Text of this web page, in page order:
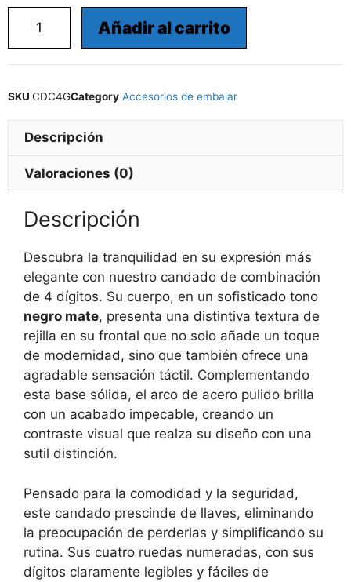
Añadir al carrito
SKU CDC4GCategory Accesorios de embalar
Descripción
Valoraciones (0)
Descripción
Descubra la tranquilidad en su expresión más
elegante con nuestro candado de combinación
de 4 dígitos. Su cuerpo, en un sofisticado tono
negro mate, presenta una distintiva textura de
rejilla en su frontal que no solo añade un toque
de modernidad, sino que también ofrece una
agradable sensación táctil. Complementando
esta base sólida, el arco de acero pulido brilla
con un acabado impecable, creando un
contraste visual que realza su diseño con una
sutil distinción.
Pensado para la comodidad y la seguridad,
este candado prescinde de llaves, eliminando
la preocupación de perderlas y simplificando su
rutina. Sus cuatro ruedas numeradas, con sus
dígitos claramente legibles y fáciles de